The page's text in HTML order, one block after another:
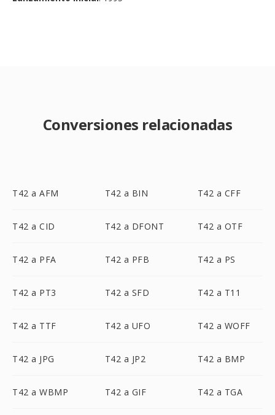
Conversiones relacionadas
T42 a AFM T42 a BIN T42 a CFF
T42 a CID T42 a DFONT T42 a OTF
T42 a PFA T42 a PFB T42 a PS
T42 a PT3 T42 a SFD T42 a T11
T42 a TTF T42 a UFO T42 a WOFF
T42 a JPG T42 a JP2 T42 a BMP
T42 a WBMP T42 a GIF T42 a TGA